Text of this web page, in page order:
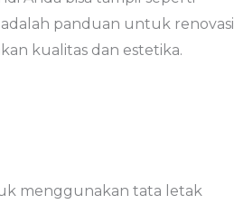
panduan untuk renovasi
kualitas dan estetika.
menggunakan tata letak